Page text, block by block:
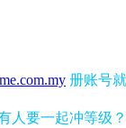
册账号
人要一起冲等级